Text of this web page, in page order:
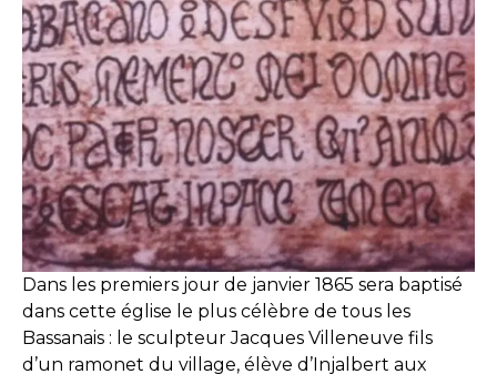
Dans les premiers jour de janvier 1865 sera baptisé
dans cette église le plus célèbre de tous les
Bassanais : le sculpteur Jacques Villeneuve fils
d’un ramonet du village, élève d’Injalbert aux